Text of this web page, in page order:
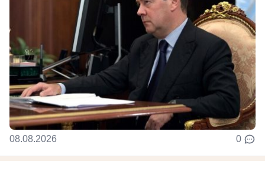
08.08.2026 0